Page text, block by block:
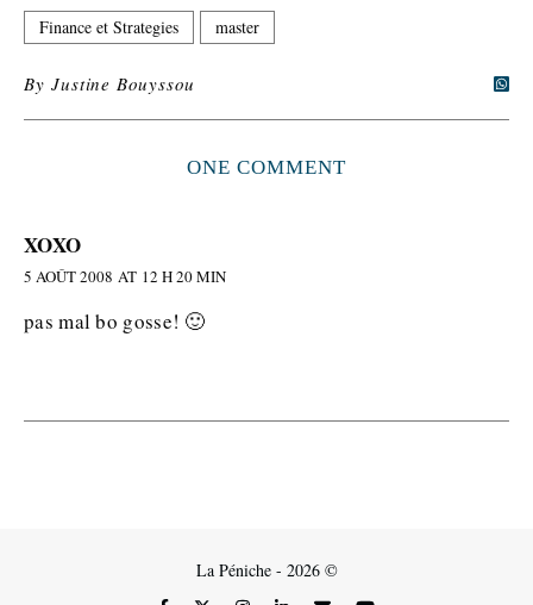
Finance et Strategies master
ByJustine Bouyssou
ONE COMMENT
XOXO
5 AOÛT 2008 AT 12 H 20 MIN
pas mal bo gosse! 🙂
La Péniche - 2026 ©